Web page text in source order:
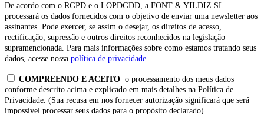
De acordo com o RGPD e o LOPDGDD, a FONT & YILDIZ SL
processará os dados fornecidos com o objetivo de enviar uma newsletter aos
assinantes. Pode exercer, se assim o desejar, os direitos de acesso,
rectificação, supressão e outros direitos reconhecidos na legislação
supramencionada. Para mais informações sobre como estamos tratando seus
dados, acesse nossa política de privacidade
COMPREENDO E ACEITO o processamento dos meus dados
conforme descrito acima e explicado em mais detalhes na Política de
Privacidade. (Sua recusa em nos fornecer autorização significará que será
impossível processar seus dados para o propósito declarado).